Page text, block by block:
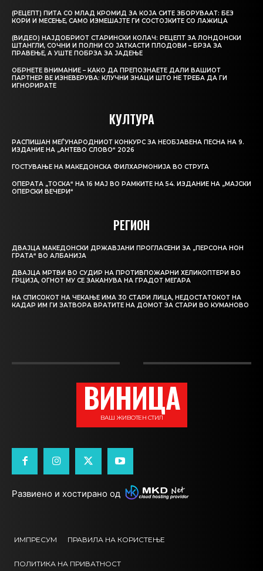
(РЕЦЕПТ) ПИТА СО МЛАД КРОМИД ЗА КОЈА СИТЕ ЗБОРУВААТ: БЕЗ
КОРИ И МЕСЕЊЕ, САМО ИЗМЕШАЈТЕ ГИ СОСТОЈКИТЕ СО ЛАЖИЦА
(ВИДЕО) НАЈДОБРИОТ СТАРИНСКИ КОЛАЧ: РЕЦЕПТ ЗА ЛОНДОНСКИ
ШТАНГЛИ, СОЧНИ И ПОЛНИ СО ЈАТКАСТИ ПЛОДОВИ – БРЗА ЗА
ПРАВЕЊЕ, А УШТЕ ПОБРЗА ЗА ЈАДЕЊЕ
ОБРНЕТЕ ВНИМАНИЕ – КАКО ДА ПРЕПОЗНАЕТЕ ДАЛИ ВАШИОТ
ПАРТНЕР ВЕ ИЗНЕВЕРУВА: КЛУЧНИ ЗНАЦИ ШТО НЕ ТРЕБА ДА ГИ
ИГНОРИРАТЕ
КУЛТУРА
РАСПИШАН МЕЃУНАРОДНИОТ КОНКУРС ЗА НЕОБЈАВЕНА ПЕСНА НА 9.
ИЗДАНИЕ НА „АНТЕВО СЛОВО“ 2026
ГОСТУВАЊЕ НА МАКЕДОНСКА ФИЛХАРМОНИЈА ВО СТРУГА
ОПЕРАТА „ТОСКА“ НА 16 МАЈ ВО РАМКИТЕ НА 54. ИЗДАНИЕ НА „МАЈСКИ
ОПЕРСКИ ВЕЧЕРИ“
РЕГИОН
ДВАЈЦА МАКЕДОНСКИ ДРЖАВЈАНИ ПРОГЛАСЕНИ ЗА „ПЕРСОНА НОН
ГРАТА“ ВО АЛБАНИЈА
ДВАЈЦА МРТВИ ВО СУДИР НА ПРОТИВПОЖАРНИ ХЕЛИКОПТЕРИ ВО
ГРЦИЈА, ОГНОТ МУ СЕ ЗАКАНУВА НА ГРАДОТ МЕГАРА
НА СПИСОКОТ НА ЧЕКАЊЕ ИМА 30 СТАРИ ЛИЦА, НЕДОСТАТОКОТ НА
КАДАР ИМ ГИ ЗАТВОРА ВРАТИТЕ НА ДОМОТ ЗА СТАРИ ВО КУМАНОВО
ВИНИЦА
ВАШ ЖИВОТЕН СТИЛ
Развиено и хостирано од
ИМПРЕСУМ ПРАВИЛА НА КОРИСТЕЊЕ
ПОЛИТИКА НА ПРИВАТНОСТ